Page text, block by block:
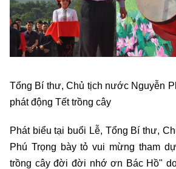
Tổng Bí thư, Chủ tịch nước Nguyễn
phát động Tết trồng cây
Phát biểu tại buổi Lễ, Tổng Bí thư,
Phú Trọng bày tỏ vui mừng tham
trồng cây đời đời nhớ ơn Bác Hồ"